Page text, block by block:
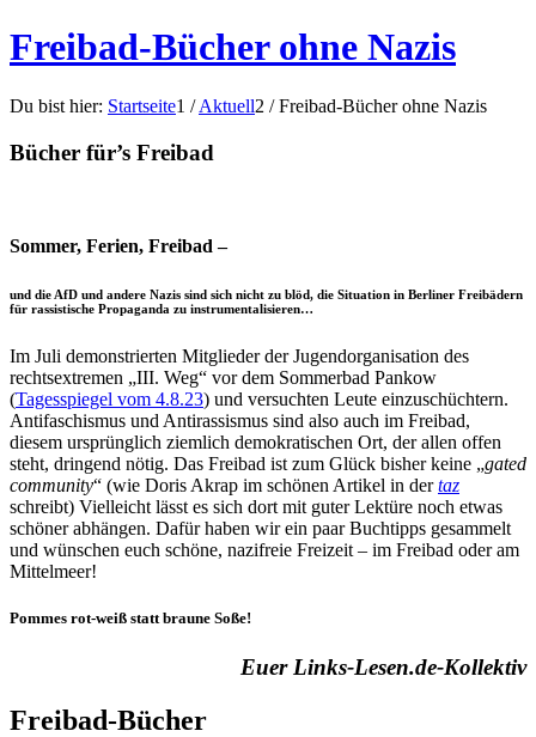
Freibad-Bücher ohne Nazis
Du bist hier: Startseite1 / Aktuell2 / Freibad-Bücher ohne Nazis
Bücher für’s Freibad
Sommer, Ferien, Freibad –
und die AfD und andere Nazis sind sich nicht zu blöd, die Situation in Berliner Freibädern
für rassistische Propaganda zu instrumentalisieren…
Im Juli demonstrierten Mitglieder der Jugendorganisation des
rechtsextremen „III. Weg“ vor dem Sommerbad Pankow
(Tagesspiegel vom 4.8.23) und versuchten Leute einzuschüchtern.
Antifaschismus und Antirassismus sind also auch im Freibad,
diesem ursprünglich ziemlich demokratischen Ort, der allen offen
steht, dringend nötig. Das Freibad ist zum Glück bisher keine „gated
community“ (wie Doris Akrap im schönen Artikel in dertaz
schreibt) Vielleicht lässt es sich dort mit guter Lektüre noch etwas
schöner abhängen. Dafür haben wir ein paar Buchtipps gesammelt
und wünschen euch schöne, nazifreie Freizeit – im Freibad oder am
Mittelmeer!
Pommes rot-weiß statt braune Soße!
Euer Links-Lesen.de-Kollektiv
Freibad-Bücher